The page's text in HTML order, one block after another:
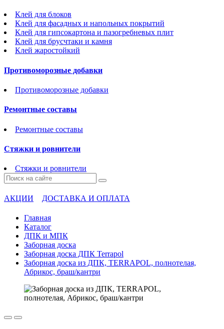
Клей для блоков
Клей для фасадных и напольных покрытий
Клей для гипсокартона и пазогребневых плит
Клей для брусчтаки и камня
Клей жаростойкий
Противоморозные добавки
Противоморозные добавки
Ремонтные составы
Ремонтные составы
Стяжки и ровнители
Стяжки и ровнители
АКЦИИ ДОСТАВКА И ОПЛАТА
Главная
Каталог
ДПК и МПК
Заборная доска
Заборная доска ДПК Terrapol
Заборная доска из ДПК, TERRAPOL, полнотелая,
Абрикос, браш/кантри